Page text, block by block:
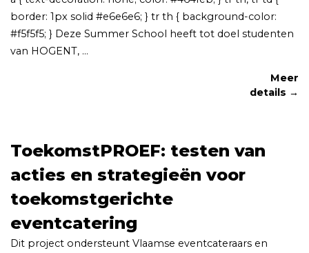
border: 1px solid #e6e6e6; } tr th { background-color:
#f5f5f5; } Deze Summer School heeft tot doel studenten
van HOGENT, ...
Meer
details →
ToekomstPROEF: testen van
acties en strategieën voor
toekomstgerichte
eventcatering
Dit project ondersteunt Vlaamse eventcateraars en